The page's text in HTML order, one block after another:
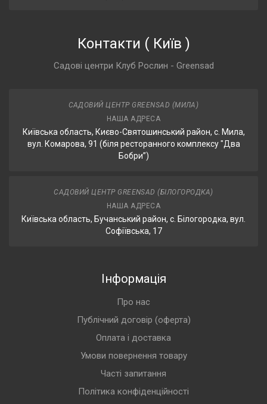
Контакти ( Київ )
Садові центри Клуб Рослин - Greensad
САДОВИЙ ЦЕНТР GREENSAD (МИЛА)
НАША АДРЕСА
Київська область, Києво-Святошинський район, с. Мила,
вул. Комарова, 91 (біля ресторанного комплексу "Два
Бобри”)
САДОВИЙ ЦЕНТР GREENSAD (БІЛОГОРОДКА)
НАША АДРЕСА
Київська область, Бучанський район, с. Білогородка, вул.
Софіївська, 17
Інформація
Про нас
Публічний договір (оферта)
Оплата і доставка
Умови повернення товару
Часті запитання
Політика конфіденційності